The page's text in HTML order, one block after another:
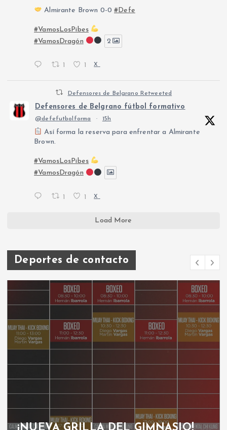
Almirante Brown 0-0#Defe
#VamosLosPibes
#VamosDragón
2
X
Defensores de Belgrano Retweeted
Defensores de Belgrano fútbol formativo
@defefutbolforma · 15h
Así forma la reserva para enfrentar a Almirante
Brown.
#VamosLosPibes
#VamosDragón
1 1 X
Load More
Deportes de contacto